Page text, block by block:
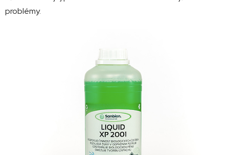
problémy.